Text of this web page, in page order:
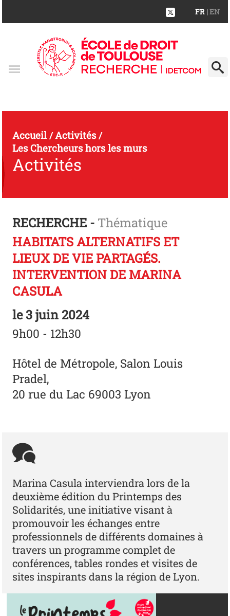
FR | EN
Accueil/Activités/
Les Chercheurs hors les murs
Activités
RECHERCHE - Thématique
HABITATS ALTERNATIFS ET
LIEUX DE VIE PARTAGÉS.
INTERVENTION DE MARINA
CASULA
le3 juin 2024
9h00 - 12h30
Hôtel de Métropole, Salon Louis
Pradel,
20 rue du Lac 69003 Lyon
Marina Casula interviendra lors de la
deuxième édition du Printemps des
Solidarités, une initiative visant à
promouvoir les échanges entre
professionnels de différents domaines à
travers un programme complet de
conférences, tables rondes et visites de
sites inspirants dans la région de Lyon.